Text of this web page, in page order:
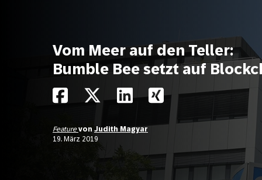
Vom Meer auf den Teller:
Bumble Bee setzt auf
Featurevon Judith Magyar
19. März 2019